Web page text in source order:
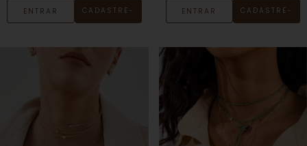
ENTRAR CADASTRE- ENTRAR CADASTRE-